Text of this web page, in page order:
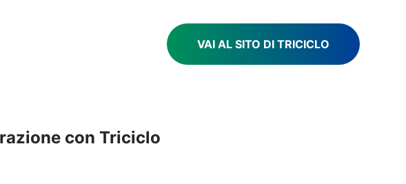
VAI AL SITO DI TRICICLO
con Triciclo